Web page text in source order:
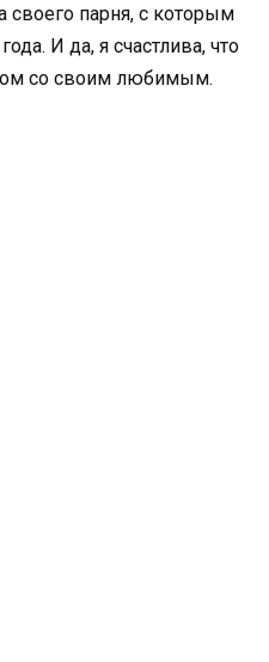
парня, с которым
И да, я счастлива, что
со своим любимым.